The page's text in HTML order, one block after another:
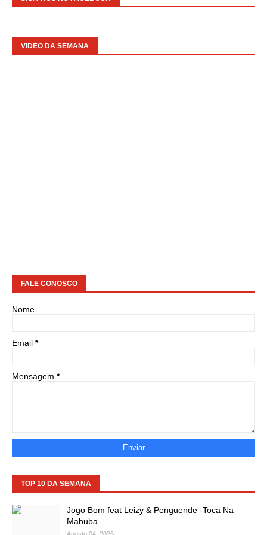
VIDEO DA SEMANA
FALE CONOSCO
Nome
Email *
Mensagem *
TOP 10 DA SEMANA
Jogo Bom feat Leizy & Penguende -Toca Na
Mabuba